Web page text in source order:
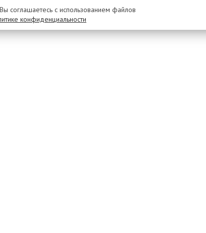
соглашаетесь с использованием файлов
конфиденциальности